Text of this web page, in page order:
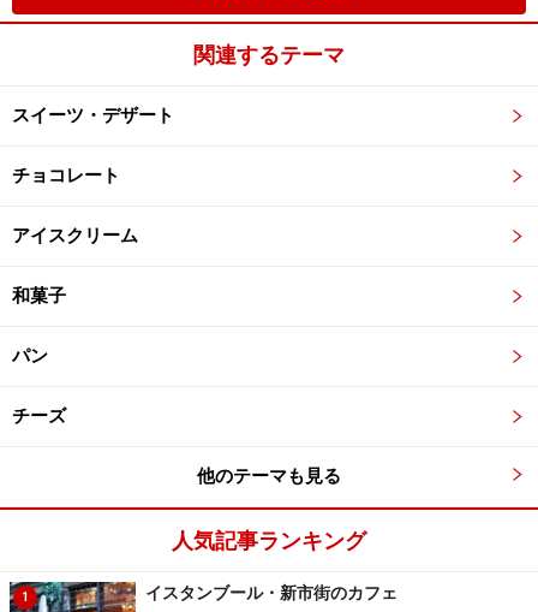
関連するテーマ
スイーツ・デザート
チョコレート
アイスクリーム
和菓子
パン
チーズ
他のテーマも見る
人気記事ランキング
1 イスタンブール・新市街のカフェ